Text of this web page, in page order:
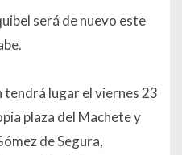
será de nuevo este
tendrá lugar el viernes 23
plaza del Machete y
de Segura,